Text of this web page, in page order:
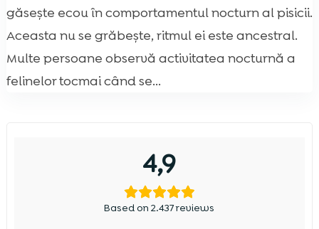
găsește ecou în comportamentul nocturn al pisicii.
Aceasta nu se grăbește, ritmul ei este ancestral.
Multe persoane observă activitatea nocturnă a
felinelor tocmai când se...
4,9
Based on 2.437 reviews